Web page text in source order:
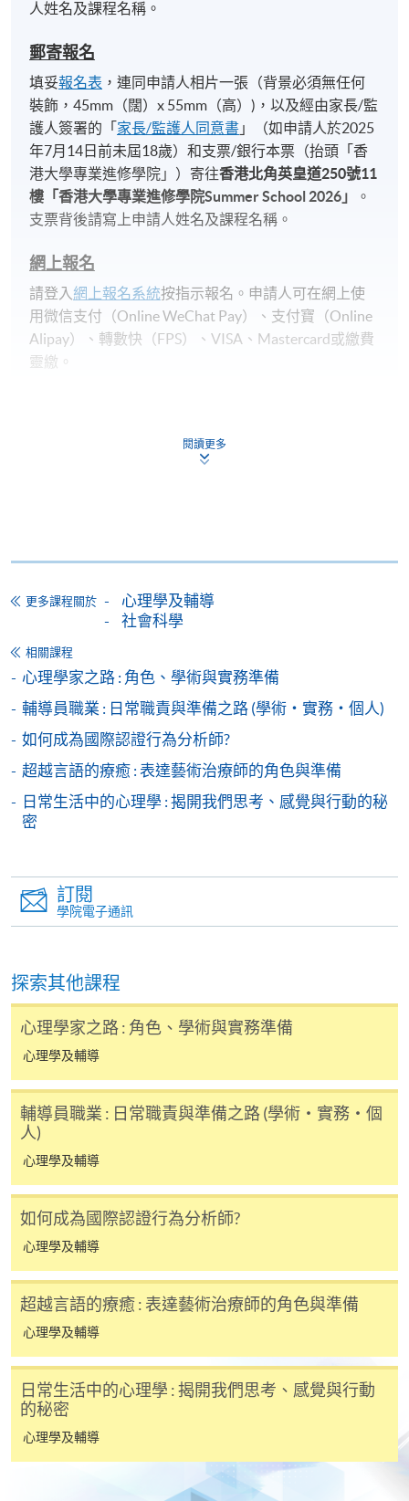
人姓名及課程名稱。
郵寄報名
填妥報名表 ，連同申請人相片一張（背景必須無任何
裝飾，45mm（闊）x 55mm（高）)，以及經由家長/監
護人簽署的「 家長/監護人同意書 」（如申請人於2025
年7月14日前未屆18歲）和支票/銀行本票（抬頭「香
港大學專業進修學院」）寄往香港北角英皇道250號11
樓「香港大學專業進修學院Summer School 2026 」
。
支票背後請寫上申請人姓名及課程名稱。
網上報名
請登入 網上報名系統按指示報名。申請人可在網上使
用微信支付（Online WeChat Pay）、支付寶（Online
Alipay）、轉數快（FPS）、VISA、Mastercard或繳費
靈繳。
家長/監護人同意書
申請人如報讀兩個課程或以上，請細閱各個課程的上
備註
學費及學額不得轉讓他人。一經取錄，學生不得用
已付的學費和已取得的學額轉讀其他課程，惟學院
郵寄付款收據如若遺失，學院概不負責。
付款收據只發一次。申請額外付款證明的收費為每
張港幣30元。請以劃線支票支付，抬頭註明「香
港大學專業進修學院」，並連同貼上郵票的回郵信
封及申請表交回本學院。補發的學費收據通常於課
有關香港大學專業進修學院Summer School 的取錄方
法、學生須知、報名中心及其他相關資訊，請登入
Summer School 網頁。
閱讀更多
更多課程關於
心理學及輔導
社會科學
相關課程
心理學家之路 : 角色、學術與實務準備
輔導員職業 : 日常職責與準備之路 (學術・實務・個人)
如何成為國際認證行為分析師?
超越言語的療癒 : 表達藝術治療師的角色與準備
日常生活中的心理學 : 揭開我們思考、感覺與行動的秘
密
訂閱
學院電子通訊
探索其他課程
心理學家之路 : 角色、學術與實務準備
心理學及輔導
輔導員職業 : 日常職責與準備之路 (學術・實務・個
人)
心理學及輔導
如何成為國際認證行為分析師?
心理學及輔導
超越言語的療癒 : 表達藝術治療師的角色與準備
心理學及輔導
日常生活中的心理學 : 揭開我們思考、感覺與行動
的秘密
心理學及輔導